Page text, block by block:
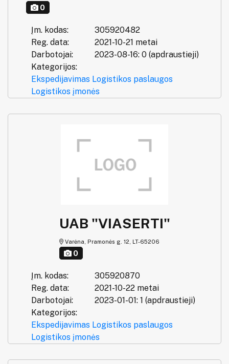
0
Įm. kodas:
305920482
Reg. data:
2021-10-21 metai
Darbotojai:
2023-08-16: 0 (apdraustieji)
Kategorijos:
Ekspedijavimas Logistikos paslaugos
Logistikos įmonės
UAB "VIASERTI"
Varėna, Pramonės g. 12, LT-65206
0
Įm. kodas:
305920870
Reg. data:
2021-10-22 metai
Darbotojai:
2023-01-01: 1 (apdraustieji)
Kategorijos:
Ekspedijavimas Logistikos paslaugos
Logistikos įmonės